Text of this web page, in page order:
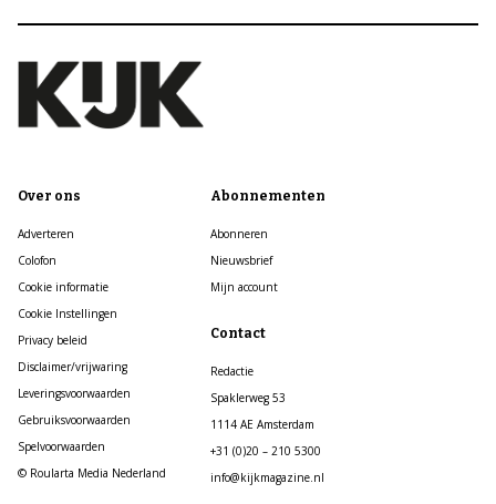
Over ons
Adverteren
Colofon
Cookie informatie
Cookie Instellingen
Privacy beleid
Disclaimer/vrijwaring
Leveringsvoorwaarden
Gebruiksvoorwaarden
Spelvoorwaarden
© Roularta Media Nederland
Abonnementen
Abonneren
Nieuwsbrief
Mijn account
Contact
Redactie
Spaklerweg 53
1114 AE Amsterdam
+31 (0)20 – 210 5300
info@kijkmagazine.nl